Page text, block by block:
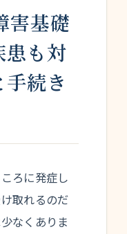
害基礎
も対
続き
ろに発症し
取れるのだ
なくありま